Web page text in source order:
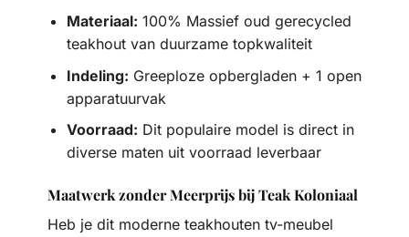
Materiaal: 100% Massief oud gerecycled
teakhout van duurzame topkwaliteit
Indeling: Greeploze opbergladen + 1 open
apparatuurvak
Voorraad: Dit populaire model is direct in
diverse maten uit voorraad leverbaar
Maatwerk zonder Meerprijs bij Teak Koloniaal
Heb je dit moderne teakhouten tv-meubel